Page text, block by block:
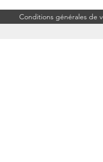
Conditions générales de